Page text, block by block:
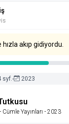
hızla akıp gidiyordu.
syf.- 2023
- Cümle Yayınları - 2023